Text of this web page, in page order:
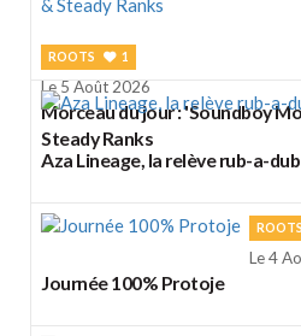
ROOTS 1
Le 5 Août 2026
Morceau du jour : 'Soundboy
Steady Ranks
Aza Lineage, la relève rub-a-dub
ROOTS
Le 4
Journée 100% Protoje